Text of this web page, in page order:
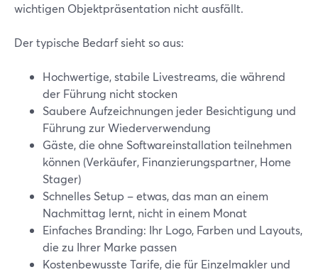
wichtigen Objektpräsentation nicht ausfällt.
Der typische Bedarf sieht so aus:
Hochwertige, stabile Livestreams, die während
der Führung nicht stocken
Saubere Aufzeichnungen jeder Besichtigung und
Führung zur Wiederverwendung
Gäste, die ohne Softwareinstallation teilnehmen
können (Verkäufer, Finanzierungspartner, Home
Stager)
Schnelles Setup – etwas, das man an einem
Nachmittag lernt, nicht in einem Monat
Einfaches Branding: Ihr Logo, Farben und Layouts,
die zu Ihrer Marke passen
Kostenbewusste Tarife, die für Einzelmakler und